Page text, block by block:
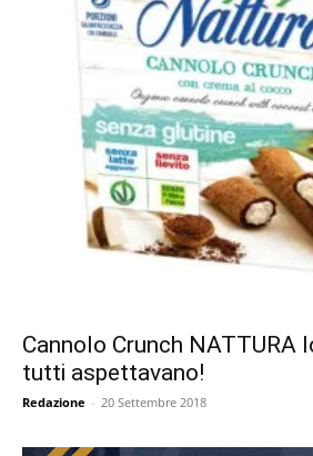
Cannolo Crunch NATTURA
tutti aspettavano!
Redazione - 20 Settembre 2018